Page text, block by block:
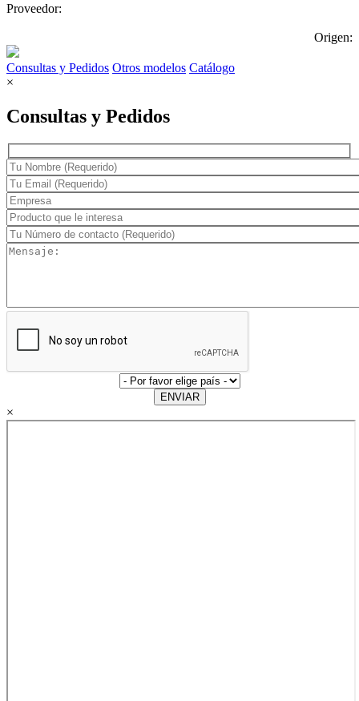
Proveedor:
Origen:
Consultas y Pedidos Otros modelos Catálogo
×
Consultas y Pedidos
ENVIAR
×